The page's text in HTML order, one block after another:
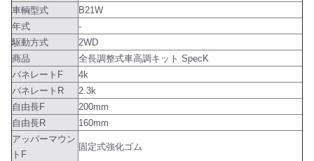
車輌型式
B21W
年式
-
駆動方式
2WD
商品
全長調整式車高調キット SpecK
バネレートF
4k
バネレートR
2.3k
自由長F
200mm
自由長R
160mm
アッパーマウン
トF
固定式強化ゴム